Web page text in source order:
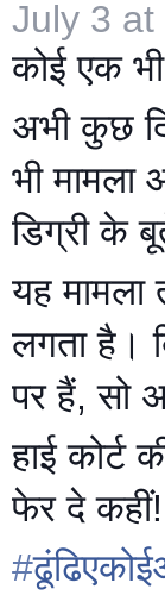
July 3 at
कोई एक भी
अभी कुछ
भी मामला
डिग्री के
यह मामला
लगता है।
पर हैं, सो
हाई कोर्ट
फेर दे कहीं!
‪#‎